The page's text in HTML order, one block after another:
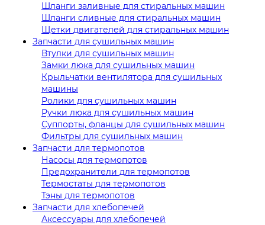
Шланги заливные для стиральных машин
Шланги сливные для стиральных машин
Щетки двигателей для стиральных машин
Запчасти для сушильных машин
Втулки для сушильных машин
Замки люка для сушильных машин
Крыльчатки вентилятора для сушильных
машины
Ролики для сушильных машин
Ручки люка для сушильных машин
Суппорты, фланцы для сушильных машин
Фильтры для сушильных машин
Запчасти для термопотов
Насосы для термопотов
Предохранители для термопотов
Термостаты для термопотов
Тэны для термопотов
Запчасти для хлебопечей
Аксессуары для хлебопечей